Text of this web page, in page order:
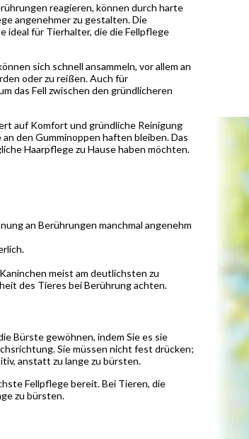
reagieren, können durch harte
angenehmer zu gestalten. Die
ideal für Tierhalter, die die Fellpflege
sich schnell ansammeln, vor allem an
oder zu reißen. Auch für
das Fell zwischen den gründlicheren
auf Komfort und gründliche Reinigung
den Gumminoppen haften bleiben. Das
Haarpflege zu Hause haben möchten.
an Berührungen manchmal angenehm
meist am deutlichsten zu
des Tieres bei Berührung achten.
Bürste gewöhnen, indem Sie es sie
Sie müssen nicht fest drücken;
anstatt zu lange zu bürsten.
Fellpflege bereit. Bei Tieren, die
zu bürsten.